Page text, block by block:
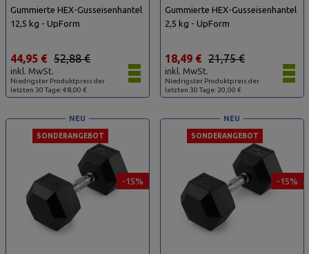
Gummierte HEX-Gusseisenhantel
12,5 kg - UpForm
Niedrigster Produktpreis der
letzten 30 Tage: 48,00 €
52,88 €
44,95 €
inkl. MwSt.
Gummierte HEX-Gusseisenhantel
2,5 kg - UpForm
Niedrigster Produktpreis der
letzten 30 Tage: 20,00 €
21,75 €
18,49 €
inkl. MwSt.
-15%
SONDERANGEBOT
NEU
-15%
SONDERANGEBOT
NEU